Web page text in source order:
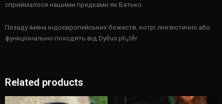
сприймалося нашими предками як Батько.
Позаду імена індоєвропейських божеств, котрі лінгвістично або
функціонально походять від Dyḗus ph₂tḗr.
Related products